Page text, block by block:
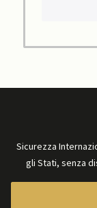
Sicurezza
gli Stati, senza